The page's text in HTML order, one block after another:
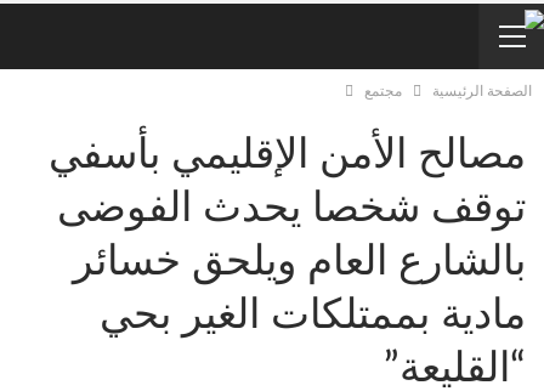
الصفحة الرئيسية مجتمع
مصالح الأمن الإقليمي بأسفي
توقف شخصا يحدث الفوضى
بالشارع العام ويلحق خسائر
مادية بممتلكات الغير بحي
“القليعة”